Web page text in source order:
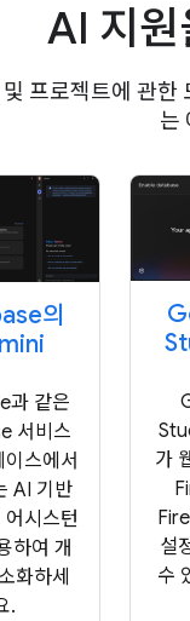
AI 지원
프로젝트에 관한
는
의
과 같은
서비스
스에서
AI 기반
시스턴
하여 개
화하세
.
가
설
수